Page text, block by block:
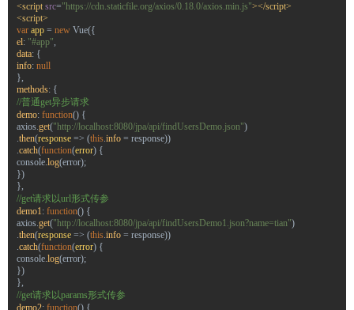
<script src="https://cdn.staticfile.org/axios/0.18.0/axios.min.js"></script>
<script>
var app = new Vue({
el: "#app",
data: {
info: null
},
methods: {
//普通get异步请求
demo: function() {
axios.get("http://localhost:8080/jpa/api/findUsersDemo.json")
.then(response => (this.info = response))
.catch(function(error) {
console.log(error);
})
},
//get请求以url形式传参
demo1: function() {
axios.get("http://localhost:8080/jpa/api/findUsersDemo1.json?name=tian")
.then(response => (this.info = response))
.catch(function(error) {
console.log(error);
})
},
//get请求以params形式传参